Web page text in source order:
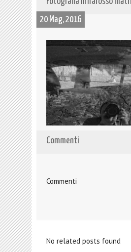
20 Mag, 2016
Commenti
Commenti
No related posts found